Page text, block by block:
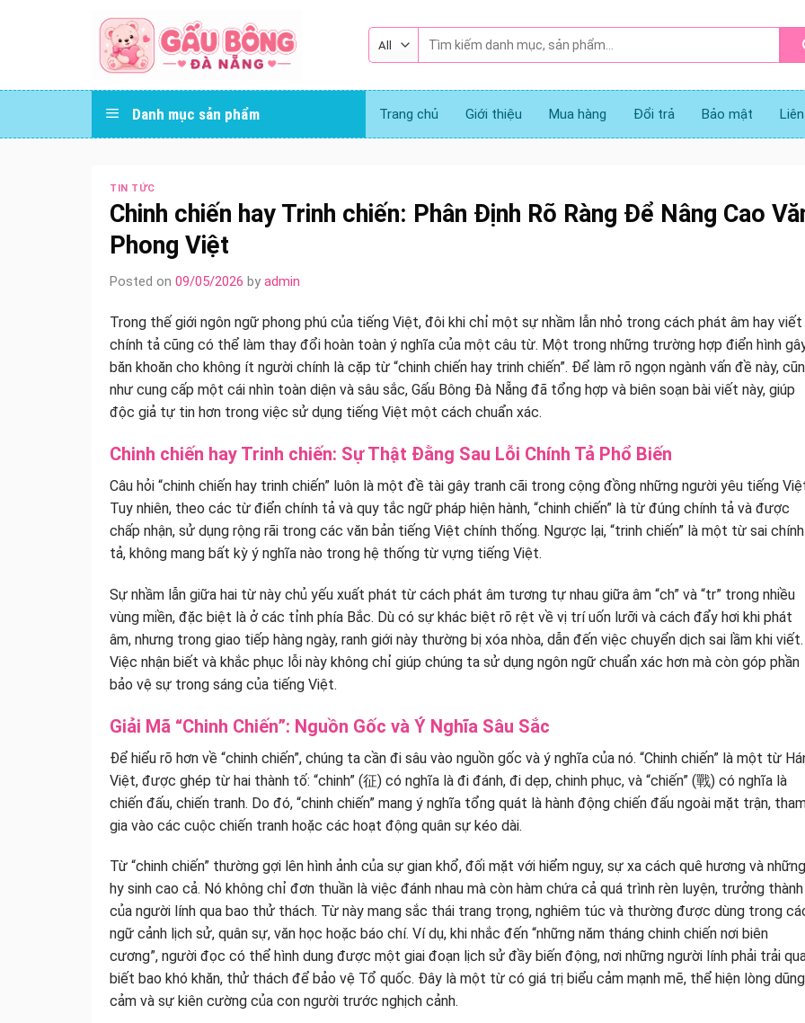
kiếm:
Danh mục sản phẩm Trang chủ Giới thiệu Mua hàng Đổi trả Bảo mật
TIN TỨC
Chinh chiến hay Trinh chiến: Phân Định Rõ Ràng Để Nâng Cao
Phong Việt
Posted on 09/05/2026 by admin
Trong thế giới ngôn ngữ phong phú của tiếng Việt, đôi khi chỉ một sự nhầm lẫn nhỏ trong cách phát âm hay viết
chính tả cũng có thể làm thay đổi hoàn toàn ý nghĩa của một câu từ. Một trong những trường hợp điển hình
băn khoăn cho không ít người chính là cặp từ “chinh chiến hay trinh chiến”. Để làm rõ ngọn ngành vấn đề này,
như cung cấp một cái nhìn toàn diện và sâu sắc, Gấu Bông Đà Nẵng đã tổng hợp và biên soạn bài viết này, giúp
độc giả tự tin hơn trong việc sử dụng tiếng Việt một cách chuẩn xác.
Chinh chiến hay Trinh chiến: Sự Thật Đằng Sau Lỗi Chính Tả Phổ Biến
Câu hỏi “chinh chiến hay trinh chiến” luôn là một đề tài gây tranh cãi trong cộng đồng những người yêu tiếng
Tuy nhiên, theo các từ điển chính tả và quy tắc ngữ pháp hiện hành, “chinh chiến” là từ đúng chính tả và được
chấp nhận, sử dụng rộng rãi trong các văn bản tiếng Việt chính thống. Ngược lại, “trinh chiến” là một từ sai chính
tả, không mang bất kỳ ý nghĩa nào trong hệ thống từ vựng tiếng Việt.
Sự nhầm lẫn giữa hai từ này chủ yếu xuất phát từ cách phát âm tương tự nhau giữa âm “ch” và “tr” trong nhiều
vùng miền, đặc biệt là ở các tỉnh phía Bắc. Dù có sự khác biệt rõ rệt về vị trí uốn lưỡi và cách đẩy hơi khi phát
âm, nhưng trong giao tiếp hàng ngày, ranh giới này thường bị xóa nhòa, dẫn đến việc chuyển dịch sai lầm khi viết.
Việc nhận biết và khắc phục lỗi này không chỉ giúp chúng ta sử dụng ngôn ngữ chuẩn xác hơn mà còn góp phần
bảo vệ sự trong sáng của tiếng Việt.
Giải Mã “Chinh Chiến”: Nguồn Gốc và Ý Nghĩa Sâu Sắc
Để hiểu rõ hơn về “chinh chiến”, chúng ta cần đi sâu vào nguồn gốc và ý nghĩa của nó. “Chinh chiến” là một từ
Việt, được ghép từ hai thành tố: “chinh” (征) có nghĩa là đi đánh, đi dẹp, chinh phục, và “chiến” (戰) có nghĩa là
chiến đấu, chiến tranh. Do đó, “chinh chiến” mang ý nghĩa tổng quát là hành động chiến đấu ngoài mặt trận,
gia vào các cuộc chiến tranh hoặc các hoạt động quân sự kéo dài.
Từ “chinh chiến” thường gợi lên hình ảnh của sự gian khổ, đối mặt với hiểm nguy, sự xa cách quê hương và những
hy sinh cao cả. Nó không chỉ đơn thuần là việc đánh nhau mà còn hàm chứa cả quá trình rèn luyện, trưởng thành
của người lính qua bao thử thách. Từ này mang sắc thái trang trọng, nghiêm túc và thường được dùng trong
ngữ cảnh lịch sử, quân sự, văn học hoặc báo chí. Ví dụ, khi nhắc đến “những năm tháng chinh chiến nơi biên
cương”, người đọc có thể hình dung được một giai đoạn lịch sử đầy biến động, nơi những người lính phải trải
biết bao khó khăn, thử thách để bảo vệ Tổ quốc. Đây là một từ có giá trị biểu cảm mạnh mẽ, thể hiện lòng dũng
cảm và sự kiên cường của con người trước nghịch cảnh.